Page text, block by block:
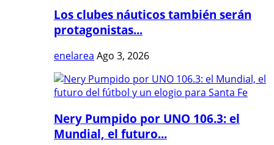
Los clubes náuticos también serán
protagonistas...
enelarea Ago 3, 2026
Nery Pumpido por UNO 106.3: el
Mundial, el futuro...